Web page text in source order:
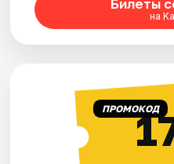
Билеты
на
ПРОМОКОД